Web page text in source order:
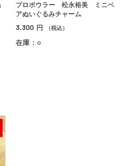
プロボウラー 松永裕美 ミニベ
アぬいぐるみチャーム
3,300 円 （税込）
在庫：○